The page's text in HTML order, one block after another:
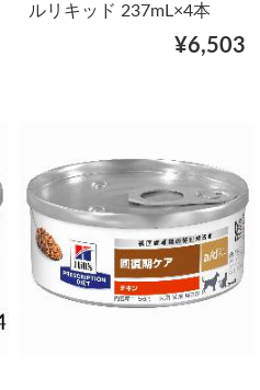
ルリキッド 237mL×4本
¥6,503